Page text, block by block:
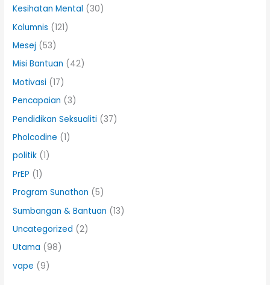
Kesihatan Mental (30)
Kolumnis (121)
Mesej (53)
Misi Bantuan (42)
Motivasi (17)
Pencapaian (3)
Pendidikan Seksualiti (37)
Pholcodine (1)
politik (1)
PrEP (1)
Program Sunathon (5)
Sumbangan & Bantuan (13)
Uncategorized (2)
Utama (98)
vape (9)